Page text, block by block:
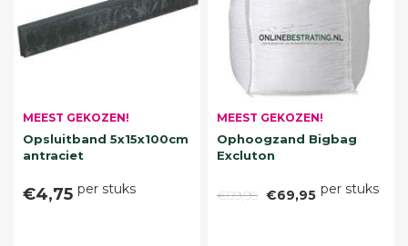
MEEST GEKOZEN!
Opsluitband 5x15x100cm
antraciet
€4,75 per stuks
MEEST GEKOZEN!
Ophoogzand Bigbag
Excluton
€89,95 €69,95 per stuks